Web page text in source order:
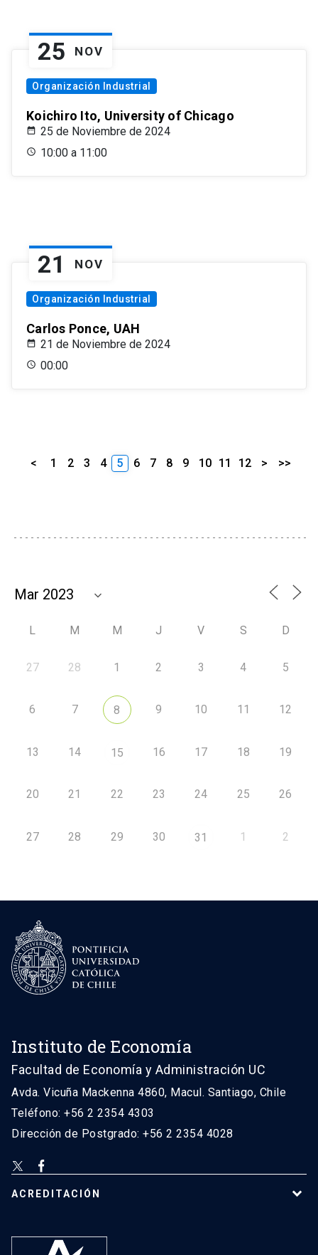
25 NOV
Organización Industrial
Koichiro Ito, University of Chicago
25 de Noviembre de 2024
10:00 a 11:00
21 NOV
Organización Industrial
Carlos Ponce, UAH
21 de Noviembre de 2024
00:00
< 1 2 3 4 5 6 7 8 9 10 11 12 > >>
L M M J V S D
27 28 1 2 3 4 5
6 7 8 9 10 11 12
13 14 15 16 17 18 19
20 21 22 23 24 25 26
27 28 29 30 31 1 2
Instituto de Economía
Facultad de Economía y Administración UC
Avda. Vicuña Mackenna 4860, Macul. Santiago, Chile
Teléfono: +56 2 2354 4303
Dirección de Postgrado: +56 2 2354 4028
ACREDITACIÓN